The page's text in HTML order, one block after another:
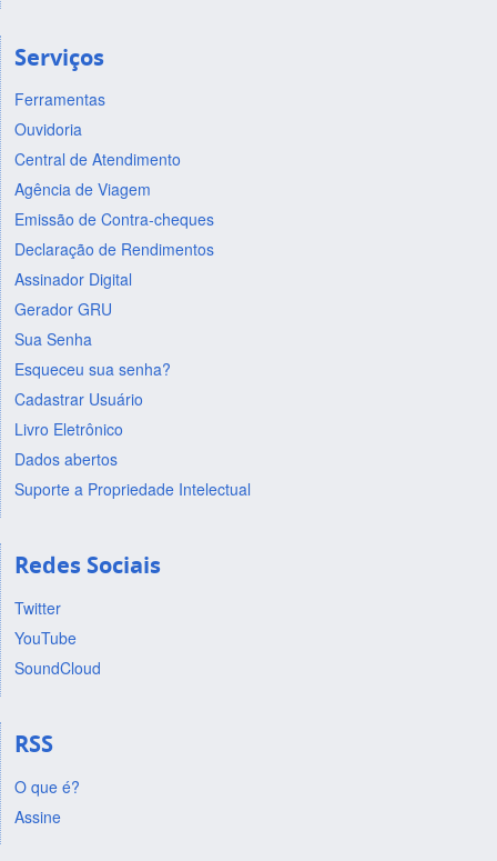
Serviços
Ferramentas
Ouvidoria
Central de Atendimento
Agência de Viagem
Emissão de Contra-cheques
Declaração de Rendimentos
Assinador Digital
Gerador GRU
Sua Senha
Esqueceu sua senha?
Cadastrar Usuário
Livro Eletrônico
Dados abertos
Suporte a Propriedade Intelectual
Redes Sociais
Twitter
YouTube
SoundCloud
RSS
O que é?
Assine